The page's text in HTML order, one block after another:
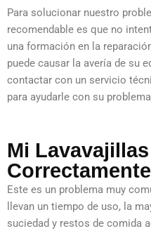
Para solucionar nuestro
recomendable es que no
una formación en la
puede causar la avería de su
contactar con un servicio
para ayudarle con su
Mi
Correctamente
Este es un problema muy
llevan un tiempo de uso, la
suciedad y restos de comida